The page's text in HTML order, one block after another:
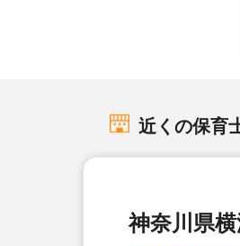
近くの保育
神奈川県